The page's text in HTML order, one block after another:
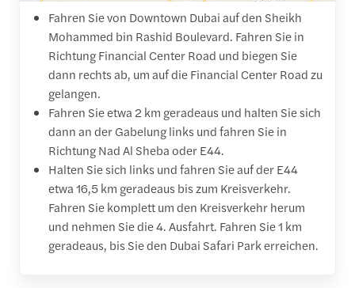
Fahren Sie von Downtown Dubai auf den Sheikh
Mohammed bin Rashid Boulevard. Fahren Sie in
Richtung Financial Center Road und biegen Sie
dann rechts ab, um auf die Financial Center Road zu
gelangen.
Fahren Sie etwa 2 km geradeaus und halten Sie sich
dann an der Gabelung links und fahren Sie in
Richtung Nad Al Sheba oder E44.
Halten Sie sich links und fahren Sie auf der E44
etwa 16,5 km geradeaus bis zum Kreisverkehr.
Fahren Sie komplett um den Kreisverkehr herum
und nehmen Sie die 4. Ausfahrt. Fahren Sie 1 km
geradeaus, bis Sie den Dubai Safari Park erreichen.